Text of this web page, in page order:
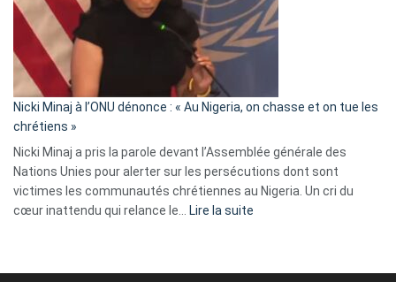
« Zemmour
a
tout
parle
ses
tripes »
Nicki Minaj à l’ONU dénonce : « Au Nigeria, on chasse et on tue les
chrétiens »
Nicki Minaj a pris la parole devant l’Assemblée générale des
Nations Unies pour alerter sur les persécutions dont sont
victimes les communautés chrétiennes au Nigeria. Un cri du
cœur inattendu qui relance le… Lire la suite